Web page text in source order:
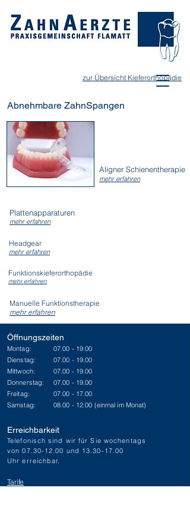
zur Übersicht Kieferorthopädie
Abnehmbare ZahnSpangen
Aligner Schienentherapie
mehr erfahren
Plattenapparaturen
mehr erfahren
Headgear
mehr erfahren
Funktionskieferorthopädie
mehr erfahren
Manuelle Funktionstherapie
mehr erfahren
Öffnungszeiten
Montag:
Dienstag:
Mittwoch:
Donnerstag:
Freitag:
Samstag:
07.00 - 19.00
07.00 - 19.00
07.00 - 19.00
07.00 - 19.00
07.00 - 17.00
08.00 - 12.00 (einmal im Monat)
Erreichbarkeit
Telefonisch sind wir für Sie wochentags
von07.30-12.00 und 13.30-17.00
Uhr erreichbar.
Tarife